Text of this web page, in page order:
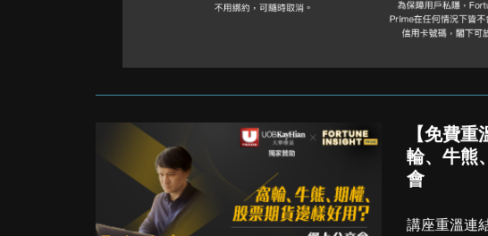
【免費
輪、牛熊
會
講座重溫連